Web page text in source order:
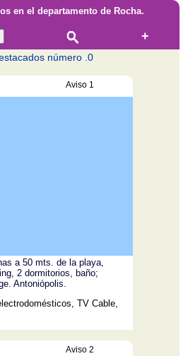
en el departamento de Rocha.
+
número .0
Aviso 1
a 50 mts. de la playa,
2 dormitorios, baño;
Antoniópolis.
TV Cable,
Aviso 2